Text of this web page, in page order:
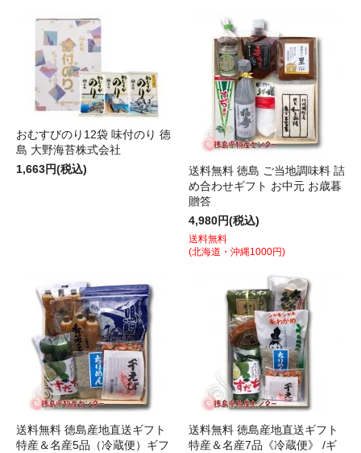
おむすびのり12袋 味付のり 徳
島 大野海苔株式会社
1,663円(税込)
送料無料 徳島 ご当地調味料 詰
め合わせギフト お中元 お歳暮
贈答
4,980円(税込)
送料無料
(北海道・沖縄1000円)
送料無料 徳島産地直送ギフト
特産＆名産5品（冷蔵便）ギフ
送料無料 徳島産地直送ギフト
特産＆名産7品《冷蔵便》 /ギ